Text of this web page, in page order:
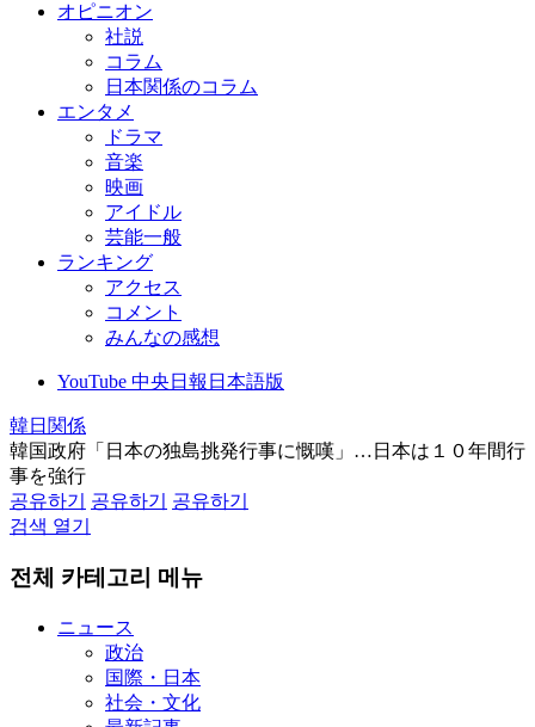
オピニオン
社説
コラム
日本関係のコラム
エンタメ
ドラマ
音楽
映画
アイドル
芸能一般
ランキング
アクセス
コメント
みんなの感想
YouTube 中央日報日本語版
韓日関係
韓国政府「日本の独島挑発行事に慨嘆」…日本は１０年間行
事を強行
공유하기
공유하기
공유하기
검색 열기
전체 카테고리 메뉴
ニュース
政治
国際・日本
社会・文化